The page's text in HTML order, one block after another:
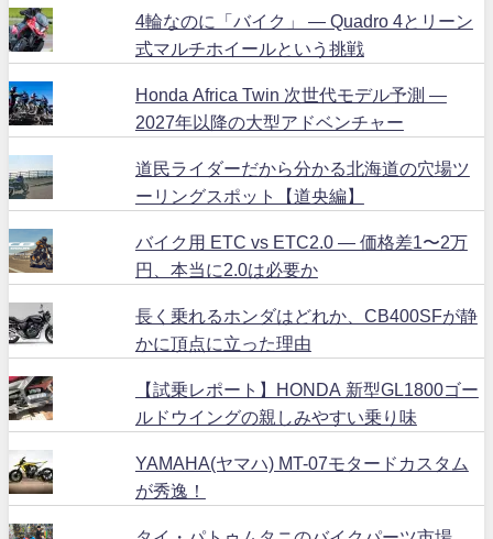
4輪なのに「バイク」 ― Quadro 4とリーン
式マルチホイールという挑戦
Honda Africa Twin 次世代モデル予測 ―
2027年以降の大型アドベンチャー
道民ライダーだから分かる北海道の穴場ツ
ーリングスポット【道央編】
バイク用 ETC vs ETC2.0 ― 価格差1〜2万
円、本当に2.0は必要か
長く乗れるホンダはどれか、CB400SFが静
かに頂点に立った理由
【試乗レポート】HONDA 新型GL1800ゴー
ルドウイングの親しみやすい乗り味
YAMAHA(ヤマハ) MT-07モタードカスタム
が秀逸！